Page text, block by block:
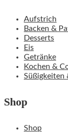
Aufstrich
Backen &
Desserts
Eis
Getränke
Kochen &
Süßigkeiten
Shop
Shop